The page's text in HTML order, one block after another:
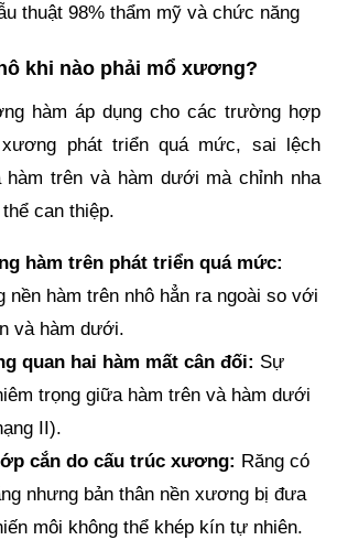
thuật 98% thẩm mỹ và chức năng
khi nào phải mổ xương?
hàm áp dụng cho các trường hợp
phát triển quá mức, sai lệch
trên và hàm dưới mà chỉnh nha
can thiệp.
hàm trên phát triển quá mức:
nền hàm trên nhô hẳn ra ngoài so với
và hàm dưới.
quan hai hàm mất cân đối: Sự
trọng giữa hàm trên và hàm dưới
II).
cắn do cấu trúc xương: Răng có
nhưng bản thân nền xương bị đưa
môi không thể khép kín tự nhiên.